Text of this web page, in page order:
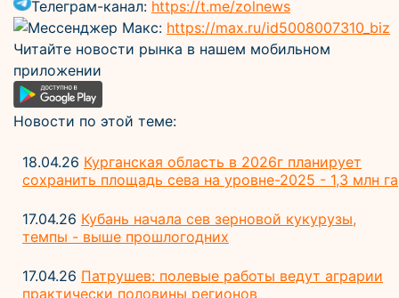
Телеграм-канал: https://t.me/zolnews
Мессенджер Макс: https://max.ru/id5008007310_biz
Читайте новости рынка в нашем мобильном
приложении
Новости по этой теме:
18.04.26 Курганская область в 2026г планирует
сохранить площадь сева на уровне-2025 - 1,3 млн га
17.04.26 Кубань начала сев зерновой кукурузы,
темпы - выше прошлогодних
17.04.26 Патрушев: полевые работы ведут аграрии
практически половины регионов